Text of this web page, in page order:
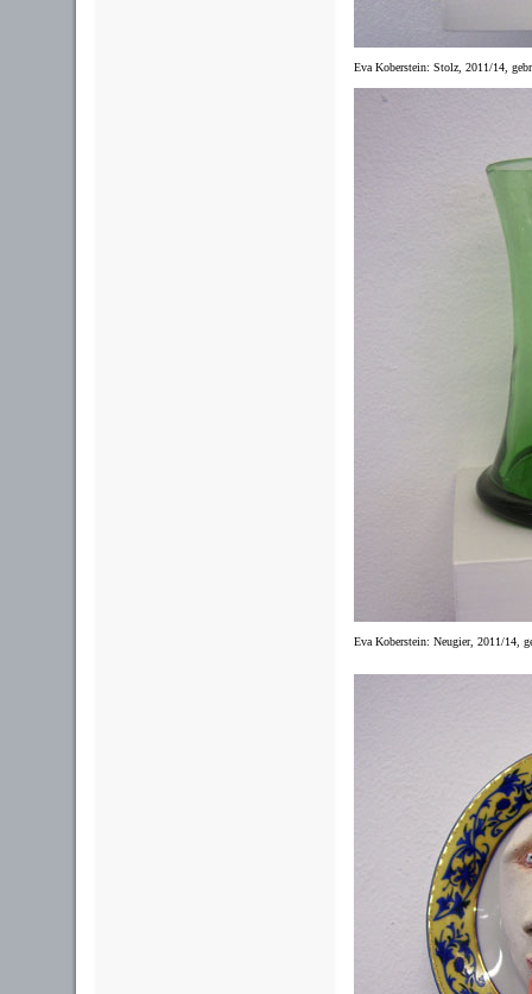
Eva Koberstein: Stolz, 2011/14,
Eva Koberstein: Neugier, 2011/14,